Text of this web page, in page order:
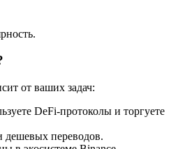
от ваших задач:
DeFi-протоколы и торгуете
дешевых переводов.